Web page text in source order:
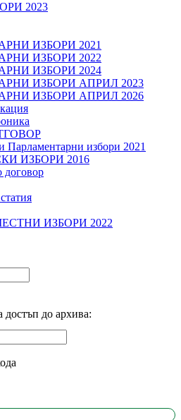
2023
ИЗБОРИ 2021
ИЗБОРИ 2022
ИЗБОРИ 2024
ИЗБОРИ АПРИЛ 2023
ИЗБОРИ АПРИЛ 2026
Парламентарни избори 2021
ИЗБОРИ 2016
договор
ИЗБОРИ 2022
достъп до архива: